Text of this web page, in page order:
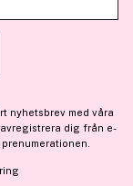
nyhetsbrev med våra
dig från e-